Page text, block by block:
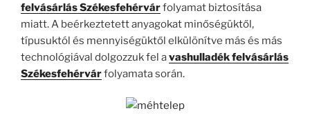
felvásárlás Székesfehérvárfolyamat biztosítása
miatt. A beérkeztetett anyagokat minőségüktől,
típusuktól és mennyiségüktől elkülönítve más és más
technológiával dolgozzuk fel avashulladék felvásárlás
Székesfehérvárfolyamata során.